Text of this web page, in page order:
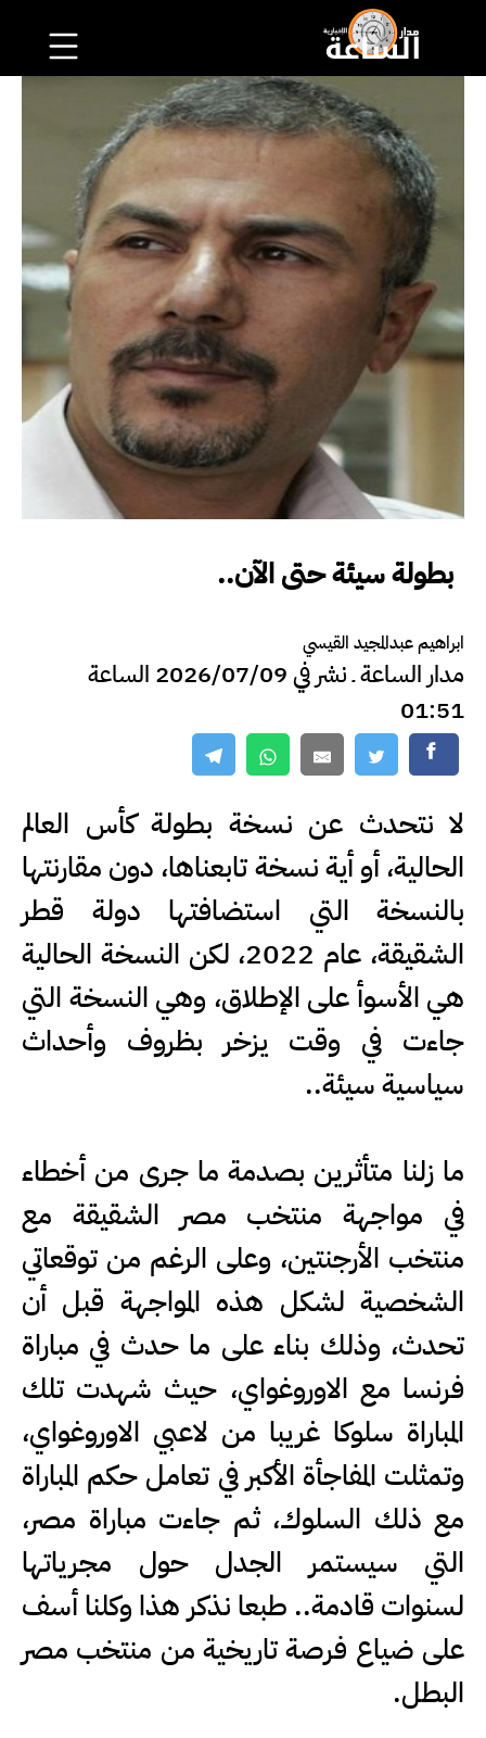
بطولة سيئة حتى الآن..
ابراهيم عبدالمجيد القيسي
مدار الساعة ـ نشر في 2026/07/09 الساعة
01:51
لا نتحدث عن نسخة بطولة كأس العالم
الحالية، أو أية نسخة تابعناها، دون مقارنتها
بالنسخة التي استضافتها دولة قطر
الشقيقة، عام 2022، لكن النسخة الحالية
هي الأسوأ على الإطلاق، وهي النسخة التي
جاءت في وقت يزخر بظروف وأحداث
سياسية سيئة..
ما زلنا متأثرين بصدمة ما جرى من أخطاء
في مواجهة منتخب مصر الشقيقة مع
منتخب الأرجنتين، وعلى الرغم من توقعاتي
الشخصية لشكل هذه المواجهة قبل أن
تحدث، وذلك بناء على ما حدث في مباراة
فرنسا مع الاوروغواي، حيث شهدت تلك
المباراة سلوكا غريبا من لاعبي الاوروغواي،
وتمثلت المفاجأة الأكبر في تعامل حكم المباراة
مع ذلك السلوك، ثم جاءت مباراة مصر،
التي سيستمر الجدل حول مجرياتها
لسنوات قادمة.. طبعا نذكر هذا وكلنا أسف
على ضياع فرصة تاريخية من منتخب مصر
البطل.